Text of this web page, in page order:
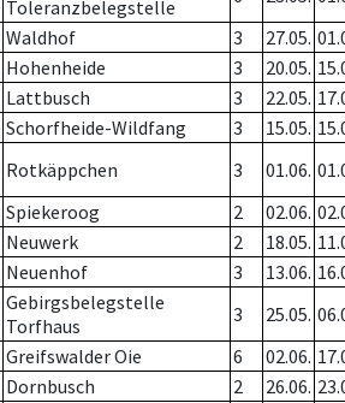
Toleranzbelegstelle
Waldhof 3 27.05.
Hohenheide 3 20.05.
Lattbusch 3 22.05.
Schorfheide-Wildfang 3 15.05.
Rotkäppchen 3 01.06.
Spiekeroog 2 02.06.
Neuwerk 2 18.05.
Neuenhof 3 13.06.
Gebirgsbelegstelle
Torfhaus
3 25.05.
Greifswalder Oie 6 02.06.
Dornbusch 2 26.06.